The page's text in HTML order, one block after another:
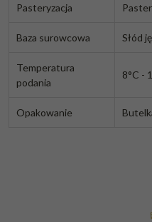
Pasteryzacja
Baza surowcowa Słód
Temperatura
podania
8°C -
Opakowanie